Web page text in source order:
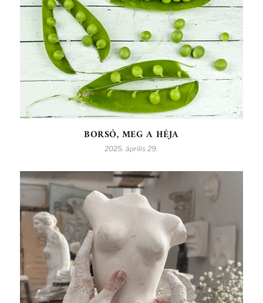
BORSÓ, MEG A HÉJA
2025. április 29.